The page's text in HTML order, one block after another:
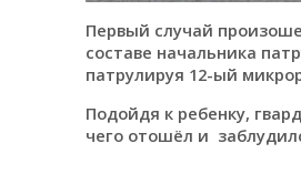
Первый случай
составе начальника
патрулируя 12-ый
Подойдя к ребенку,
чего отошёл и